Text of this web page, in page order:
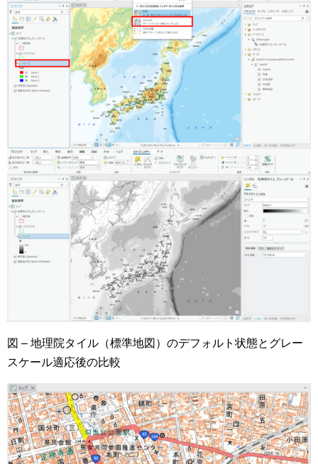
図 – 地理院タイル（標準地図）のデフォルト状態とグレー
スケール適応後の比較